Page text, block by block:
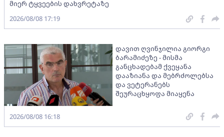
მიერ ტყვეების დახვრეტაზე
2026/08/08 17:19
დავით ღვინჯილია გიორგი
ბარამიძეზე - მისმა
განცხადებამ ქვეყანა
დააზიანა და მებრძოლებსა
და ვეტერანებს
შეურაცხყოფა მიაყენა
2026/08/08 16:18